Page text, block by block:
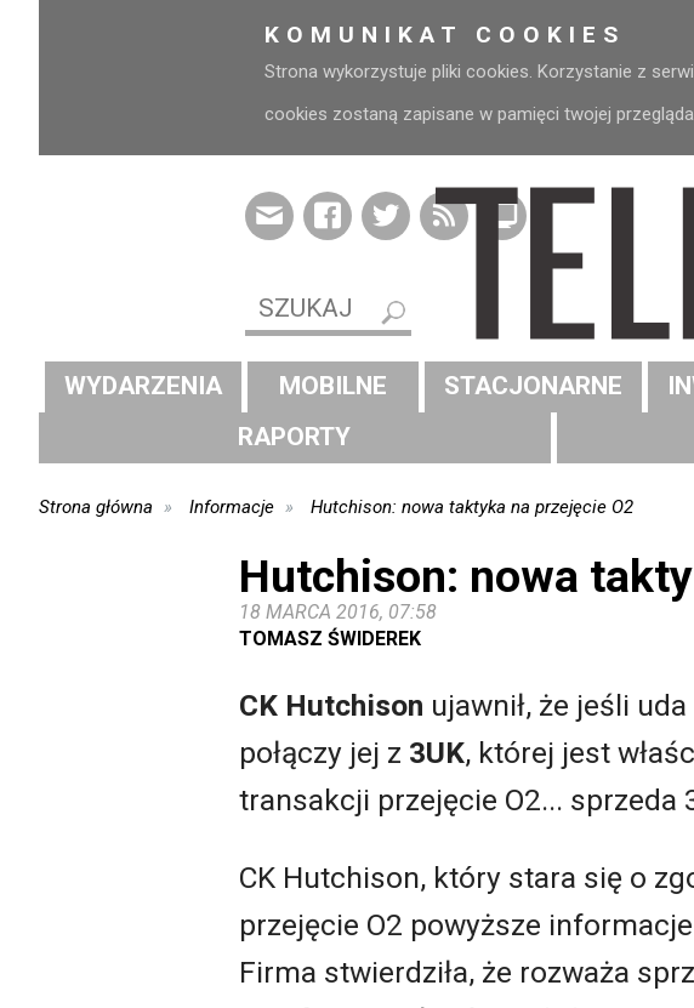
KOMUNIKAT COOKIES
Strona wykorzystuje pliki cookies. Korzystanie z
cookies zostaną zapisane w pamięci twojej
WYDARZENIA MOBILNE STACJONARNE
RAPORTY
Strona główna Informacje Hutchison: nowa taktyka na przejęcie O2
Hutchison: nowa
18 MARCA 2016, 07:58
TOMASZ ŚWIDEREK
CK Hutchison ujawnił, że jeśli
połączy jej z 3UK, której jest
transakcji przejęcie O2... sprzeda
CK Hutchison, który stara się o
przejęcie O2 powyższe informacje
Firma stwierdziła, że rozważa